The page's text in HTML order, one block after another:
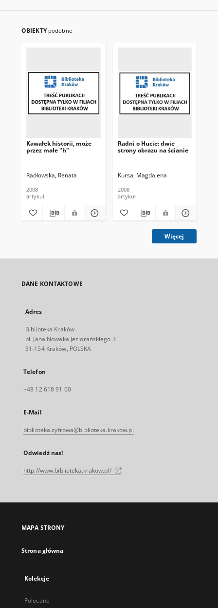
OBIEKTY podobne
Kawałek historii, może
przez małe "h"
Radłowska, Renata
2008
artykuł
Radni o Hucie: dwie
strony obrazu na ścianie
Kursa, Magdalena
2008
artykuł
Więcej
DANE KONTAKTOWE
Adres
Biblioteka Kraków
pl. Jana Nowaka Jeziorańskiego 3
31-154 Kraków, POLSKA
Telefon
+48 12 618 91 00
E-Mail
biblioteka.cyfrowa@biblioteka.krakow.pl
Odwiedź nas!
http://www.biblioteka.krakow.pl/
MAPA STRONY
Strona główna
Kolekcje
Polecane